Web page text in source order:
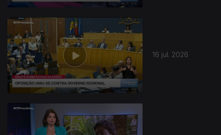
16 jul. 2026
942766